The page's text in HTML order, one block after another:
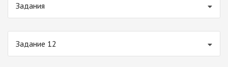
Задания
Задание 12